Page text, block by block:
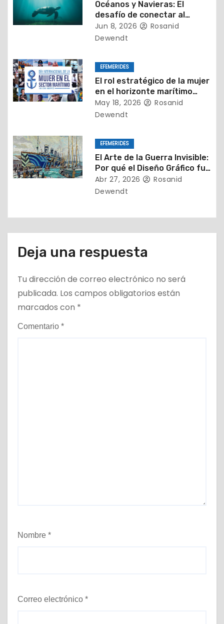
e
n
t
r
d
a
Océanos y Navieras: El
desafío de conectar al
mundo sin dejar huella.
Jun 8, 2026
Rosanid
Dewendt
EFEMERIDES
El rol estratégico de la mujer
en el horizonte marítimo
actual
May 18, 2026
Rosanid
Dewendt
EFEMERIDES
El Arte de la Guerra Invisible:
Por qué el Diseño Gráfico fue
el Mejor Aliado en el Mar
Abr 27, 2026
Rosanid
Dewendt
Deja una respuesta
Tu dirección de correo electrónico no será
publicada. Los campos obligatorios están
marcados con *
Comentario *
Nombre *
Correo electrónico *